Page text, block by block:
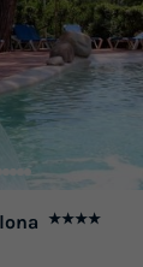
★★★★